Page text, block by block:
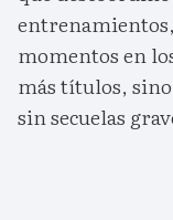
momentos en
más títulos,
sin secuelas